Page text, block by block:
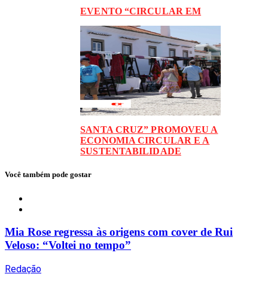
EVENTO “CIRCULAR EM
SANTA CRUZ” PROMOVEU A
ECONOMIA CIRCULAR E A
SUSTENTABILIDADE
Você também pode gostar
Mia Rose regressa às origens com cover de Rui
Veloso: “Voltei no tempo”
Redação